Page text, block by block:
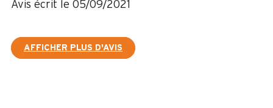
Avis écrit le 05/09/2021
AFFICHER PLUS D'AVIS